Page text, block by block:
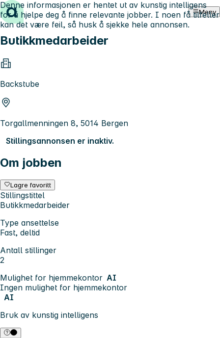
Hopp til innhold Meny
Butikkmedarbeider
Backstube
Torgallmenningen 8, 5014 Bergen
Stillingsannonsen er inaktiv.
Om jobben
Lagre favoritt
Stillingstittel
Butikkmedarbeider
Type ansettelse
Fast, deltid
Antall stillinger
2
Mulighet for hjemmekontor AI
Ingen mulighet for hjemmekontor
AI
Bruk av kunstig intelligens
Denne informasjonen er hentet ut av kunstig intelligens
for å hjelpe deg å finne relevante jobber. I noen få tilfeller
kan det være feil, så husk å sjekke hele annonsen.